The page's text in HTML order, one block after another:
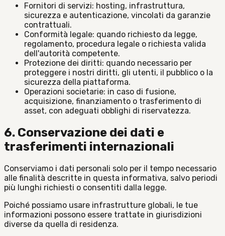
Fornitori di servizi: hosting, infrastruttura,
sicurezza e autenticazione, vincolati da garanzie
contrattuali.
Conformità legale: quando richiesto da legge,
regolamento, procedura legale o richiesta valida
dell'autorità competente.
Protezione dei diritti: quando necessario per
proteggere i nostri diritti, gli utenti, il pubblico o la
sicurezza della piattaforma.
Operazioni societarie: in caso di fusione,
acquisizione, finanziamento o trasferimento di
asset, con adeguati obblighi di riservatezza.
6. Conservazione dei dati e
trasferimenti internazionali
Conserviamo i dati personali solo per il tempo necessario
alle finalità descritte in questa informativa, salvo periodi
più lunghi richiesti o consentiti dalla legge.
Poiché possiamo usare infrastrutture globali, le tue
informazioni possono essere trattate in giurisdizioni
diverse da quella di residenza.